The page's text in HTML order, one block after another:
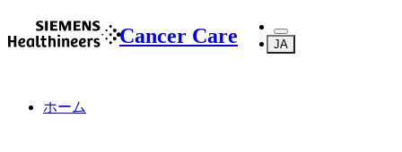
Cancer Care JA
ホーム